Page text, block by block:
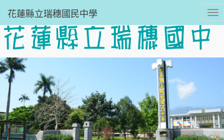
花蓮縣立瑞穗國民中學